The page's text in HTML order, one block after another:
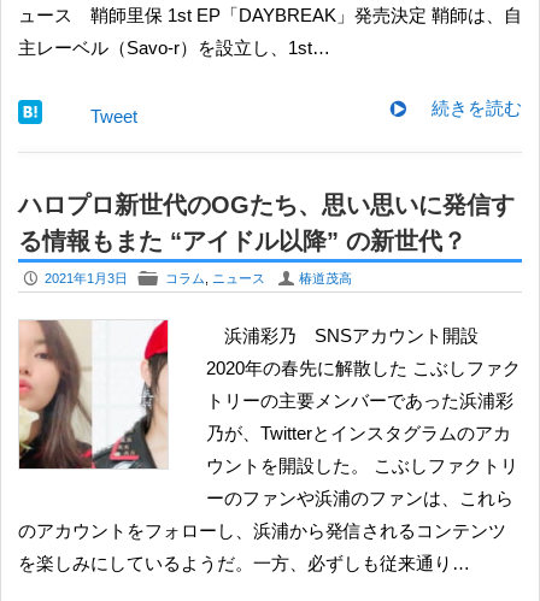
ュース ​鞘師里保 1st EP「DAYBREAK」発売決定 鞘師は、自
主レーベル（Savo-r）を設立し、1st…
続きを読む
Tweet
ハロプロ新世代のOGたち、思い思いに発信す
る情報もまた “アイドル以降” の新世代？
P 2021年1月3日 F コラム ニュース U 椿道茂高
浜浦彩乃 SNSアカウント開設
2020年の春先に解散した こぶしファク
トリーの主要メンバーであった浜浦彩
乃が、Twitterとインスタグラムのアカ
ウントを開設した。 こぶしファクトリ
ーのファンや浜浦のファンは、これら
のアカウントをフォローし、浜浦から発信されるコンテンツ
を楽しみにしているようだ。一方、必ずしも従来通り…